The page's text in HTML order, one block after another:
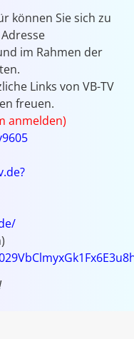
können Sie sich zu
im Rahmen der
Links von VB-TV
freuen.
anmelden)